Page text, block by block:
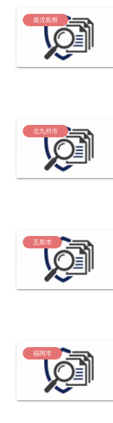
鹿児島県
北九州市
五島市
福岡市